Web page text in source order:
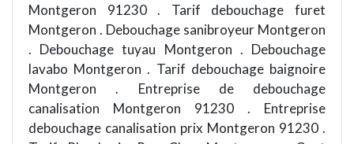
Montgeron 91230 . Tarif debouchage furet
Montgeron . Debouchage sanibroyeur Montgeron
. Debouchage tuyau Montgeron . Debouchage
lavabo Montgeron . Tarif debouchage baignoire
Montgeron . Entreprise de debouchage
canalisation Montgeron 91230 . Entreprise
debouchage canalisation prix Montgeron 91230 .